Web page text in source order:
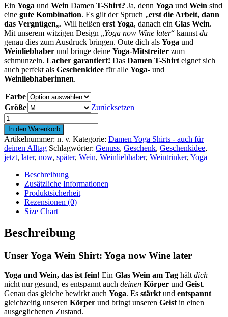
Ein Yoga und Wein Damen T-Shirt? Ja, denn Yoga und Wein sind
eine gute Kombination. Es gilt der Spruch „erst die Arbeit, dann
das Vergnügen„. Will heißen erst Yoga, danach ein Glas Wein.
Mit unserem witzigen Design „Yoga now Wine later“ kannst du
genau dies zum Ausdruck bringen. Oute dich als Yoga und
Weinliebhaber und bringe deine Yoga-Mitstreiter zum
schmunzeln. Lacher garantiert! Das Damen T-Shirt eignet sich
auch perfekt als Geschenkidee für alle Yoga- und
Weinliebhaberinnen.
Farbe
Größe
Zurücksetzen
YOGA
now
WINE
later
Damen
T-
Shirt
Weinliebhaberinnen
Yoga-
Fans
Geschenkidee
Menge
In den Warenkorb
Artikelnummer: n. v. Kategorie: Damen Yoga Shirts - auch für
deinen Alltag Schlagwörter: Genuss, Geschenk, Geschenkidee,
jetzt, later, now, später, Wein, Weinliebhaber, Weintrinker, Yoga
Beschreibung
Zusätzliche Informationen
Produktsicherheit
Rezensionen (0)
Size Chart
Beschreibung
Unser Yoga Wein Shirt: Yoga now Wine later
Yoga und Wein, das ist fein! Ein Glas Wein am Tag hältdich
nicht nur gesund, es entspannt auch deinen Körper und Geist.
Genau das gleiche bewirkt auch Yoga. Es stärktund entspannt
gleichzeitig unseren Körper und bringt unseren Geistin einen
ausgeglichenen Zustand.